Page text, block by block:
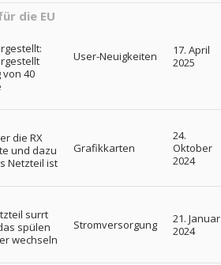
die EU
40
User-Neuigkeiten
17. April
2025
die RX
und dazu
Netzteil ist
Grafikkarten
24.
Oktober
2024
surrt
spülen
wechseln
Stromversorgung
21. Januar
2024